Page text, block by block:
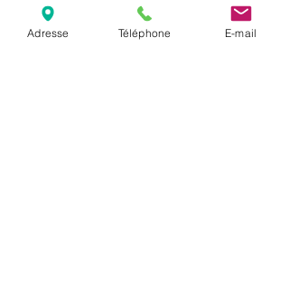
Adresse Téléphone E-mail